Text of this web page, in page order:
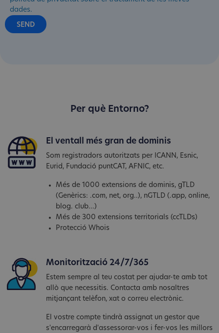
dades.
Per què Entorno?
El ventall més gran de dominis
Som registradors autoritzats per ICANN, Esnic,
Eurid, Fundació puntCAT, AFNIC, etc.
Més de 1000 extensions de dominis, gTLD
(Genèrics: .com, net, org..), nGTLD (.app, online,
blog. club...)
Més de 300 extensions territorials (ccTLDs)
Protecció Whois
Monitorització 24/7/365
Estem sempre al teu costat per ajudar-te amb tot
allò que necessitis. Contacta amb nosaltres
mitjançant telèfon, xat o correu electrònic.
El vostre compte tindrà assignat un gestor que
s'encarregarà d'assessorar-vos i fer-vos les millors